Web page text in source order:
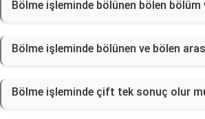
Bölme işleminde bölünen bölen bölüm
Bölme işleminde bölünen ve bölen
Bölme işleminde çift tek sonuç olur